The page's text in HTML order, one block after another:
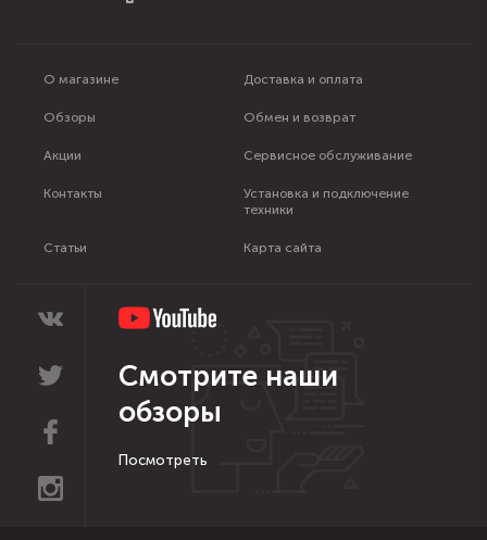
О магазине Доставка и оплата
Обзоры Обмен и возврат
Акции Сервисное обслуживание
Контакты
Установка и подключение
техники
Статьи Карта сайта
Смотрите наши
обзоры
Посмотреть